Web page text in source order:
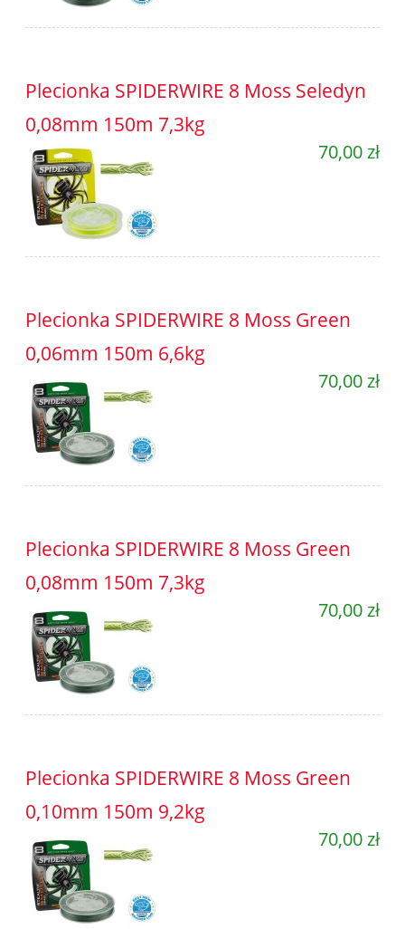
Plecionka SPIDERWIRE 8 Moss Seledyn
0,08mm 150m 7,3kg
70,00 zł
Plecionka SPIDERWIRE 8 Moss Green
0,06mm 150m 6,6kg
70,00 zł
Plecionka SPIDERWIRE 8 Moss Green
0,08mm 150m 7,3kg
70,00 zł
Plecionka SPIDERWIRE 8 Moss Green
0,10mm 150m 9,2kg
70,00 zł